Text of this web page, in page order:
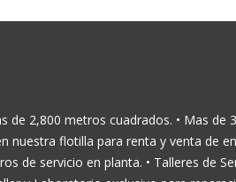
de 2,800 metros cuadrados. • Mas de
nuestra flotilla para renta y venta de
de servicio en planta. • Talleres de